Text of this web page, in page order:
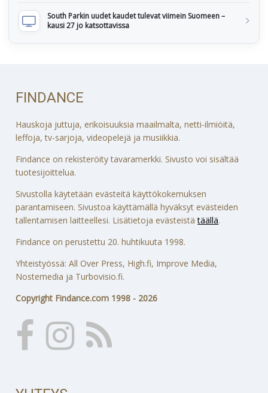
South Parkin uudet kaudet tulevat viimein Suomeen –
kausi 27 jo katsottavissa
FINDANCE
Hauskoja juttuja, erikoisuuksia maailmalta, netti-ilmiöitä,
leffoja, tv-sarjoja, videopelejä ja musiikkia.
Findance on rekisteröity tavaramerkki. Sivusto voi sisältää
tuotesijoittelua.
Sivustolla käytetään evästeitä käyttökokemuksen
parantamiseen. Sivustoa käyttämällä hyväksyt evästeiden
tallentamisen laitteellesi. Lisätietoja evästeistätäällä.
Findance on perustettu 20. huhtikuuta 1998.
Yhteistyössä: All Over Press, High.fi, Improve Media,
Nostemedia ja Turbovisio.fi.
Copyright Findance.com 1998 - 2026